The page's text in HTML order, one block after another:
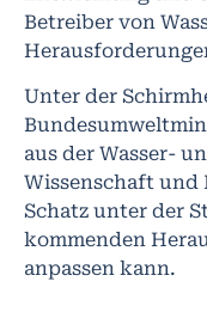
Betreiber von
Unter der
aus der Wasser-
Wissenschaft und
Schatz unter der
kommenden
anpassen kann.